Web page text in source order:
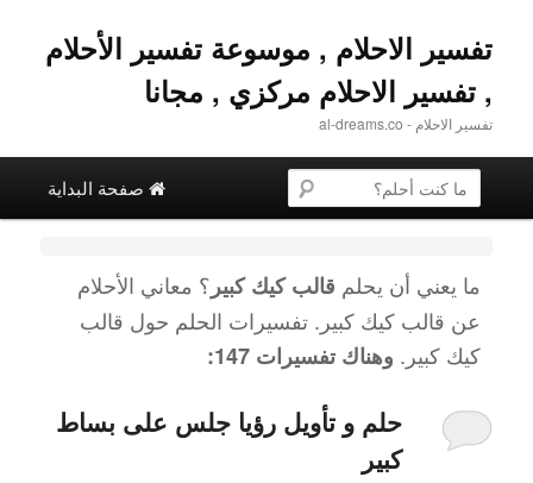
تفسير الاحلام , موسوعة تفسير الأحلام
, تفسير الاحلام مركزي , مجانا
تفسير الاحلام - al-dreams.co
القائمة الرئيسية
التخطي إلى المحتوى الأساسي
تخطي إلى المحتوى الثانوية صفحة البداية
البحث عن
ما يعني أن يحلم قالب كيك كبير ؟ معاني الأحلام
عن قالب كيك كبير . تفسيرات الحلم حول قالب
كيك كبير . وهناك تفسيرات 147:
حلم و تأويل رؤيا جلس على بساط
كبير